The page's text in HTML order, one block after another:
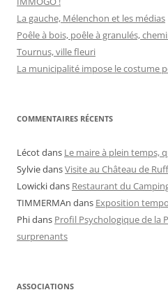
La gauche, Mélenchon et les médias
Poêle à bois, poêle à granulés,
Tournus, ville fleuri
La municipalité impose le costume
COMMENTAIRES RÉCENTS
Lécotdans Le maire à plein temps,
SylviedansVisite au Château de
Lowickidans Restaurant du
TIMMERMAn dans Exposition
Phidans Profil Psychologique de la
surprenants
ASSOCIATIONS